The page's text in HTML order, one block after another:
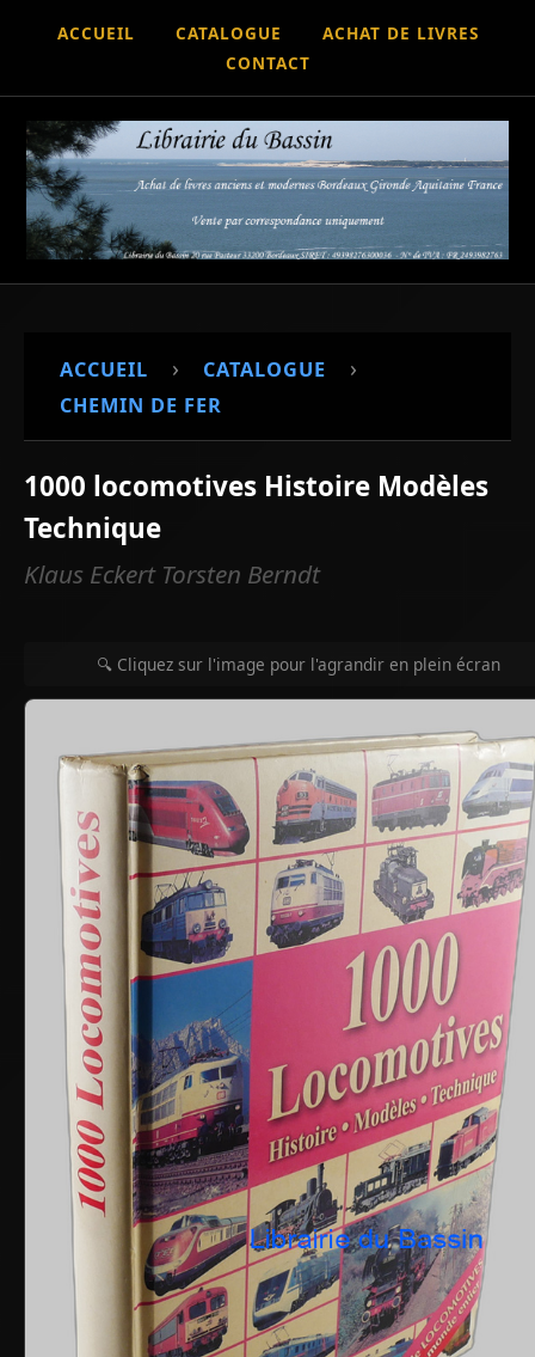
ACCUEIL CATALOGUE
ACHAT DE LIVRES
CONTACT
ACCUEIL › CATALOGUE ›
CHEMIN DE FER
1000 locomotives Histoire Modèles
Technique
Klaus Eckert Torsten Berndt
🔍 Cliquez sur l'image pour l'agrandir en plein écran